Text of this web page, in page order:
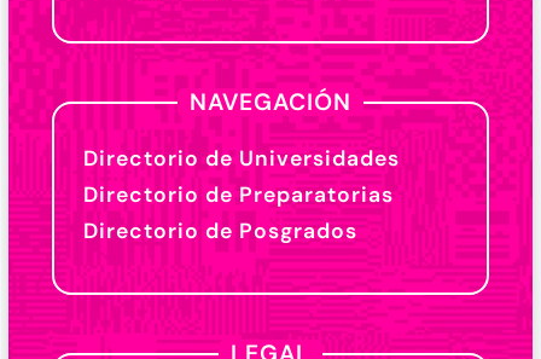
NAVEGACIÓN
Directorio de Universidades
Directorio de Preparatorias
Directorio de Posgrados